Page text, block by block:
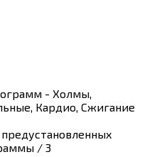
- Холмы,
Кардио, Сжигание
/ 3